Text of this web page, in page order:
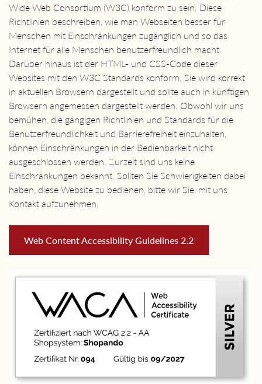
Wide Web Consortium (W3C) konform zu sein. Diese
Richtlinien beschreiben, wie man Webseiten besser für
Menschen mit Einschränkungen zugänglich und so das
Internet für alle Menschen benutzerfreundlich macht.
Darüber hinaus ist der HTML- und CSS-Code dieser
Websites mit den W3C Standards konform. Sie wird korrekt
in aktuellen Browsern dargestellt und sollte auch in künftigen
Browsern angemessen dargestellt werden. Obwohl wir uns
bemühen, die gängigen Richtlinien und Standards für die
Benutzerfreundlichkeit und Barrierefreiheit einzuhalten,
können Einschränkungen in der Bedienbarkeit nicht
ausgeschlossen werden. Zurzeit sind uns keine
Einschränkungen bekannt. Sollten Sie Schwierigkeiten dabei
haben, diese Website zu bedienen, bitte wir Sie, mit uns
Kontakt aufzunehmen.
Web Content Accessibility Guidelines 2.2